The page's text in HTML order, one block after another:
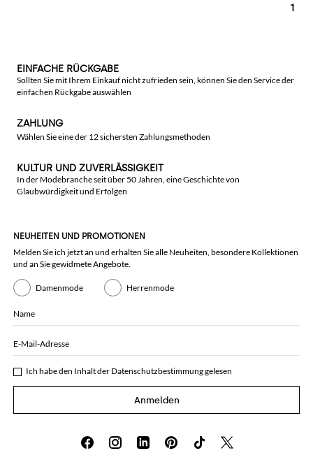
1
EINFACHE RÜCKGABE
Sollten Sie mit Ihrem Einkauf nicht zufrieden sein, können Sie den Service der
einfachen Rückgabe auswählen
ZAHLUNG
Wählen Sie eine der 12 sichersten Zahlungsmethoden
KULTUR UND ZUVERLÄSSIGKEIT
In der Modebranche seit über 50 Jahren, eine Geschichte von
Glaubwürdigkeit und Erfolgen
NEUHEITEN UND PROMOTIONEN
Melden Sie ich jetzt an und erhalten Sie alle Neuheiten, besondere Kollektionen
und an Sie gewidmete Angebote.
Damenmode Herrenmode
Name
E-Mail-Adresse
Ich habe den Inhalt der Datenschutzbestimmunggelesen
Anmelden